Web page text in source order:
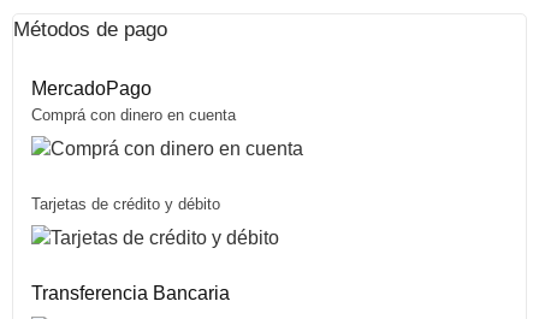
Métodos de pago
MercadoPago
Comprá con dinero en cuenta
Tarjetas de crédito y débito
Transferencia Bancaria